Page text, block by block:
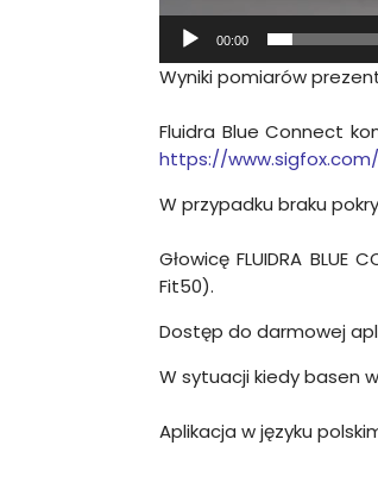
00:00
Wyniki pomiarów
Fluidra Blue Connect
https://
W przypadku braku
Głowicę FLUIDRA
Fit50).
Dostęp do darmowej
W sytuacji kiedy basen
Aplikacja w języku polskim